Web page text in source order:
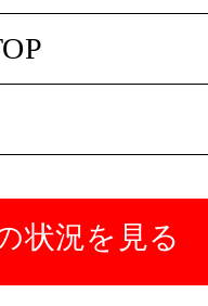
状況を見る